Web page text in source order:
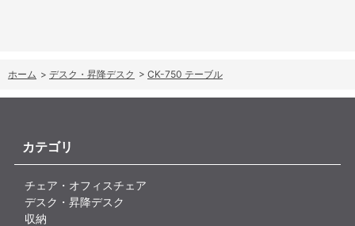
ホーム > デスク・昇降デスク > CK-750 テーブル
カテゴリ
チェア・オフィスチェア
デスク・昇降デスク
収納